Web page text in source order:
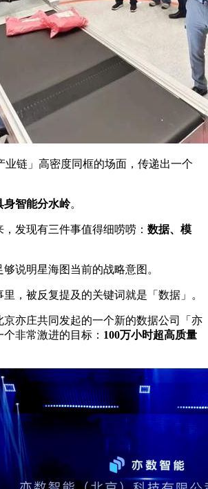
业链」高密度同框的场面，传递出一个
身智能分水岭。
发现有三件事值得细唠唠： 数据、模
说明星海图当前的战略意图。
，被反复提及的关键词就是「数据」。
京亦庄共同发起的一个新的数据公司「亦
非常激进的目标： 100万小时超高质量